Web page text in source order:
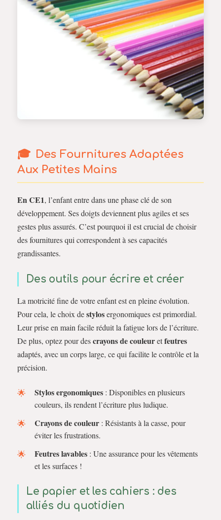
Des Fournitures Adaptées
Aux Petites Mains
En CE1, l’enfant entre dans une phase clé de son
développement. Ses doigts deviennent plus agiles et ses
gestes plus assurés. C’est pourquoi il est crucial de choisir
des fournitures qui correspondent à ses capacités
grandissantes.
Des outils pour écrire et créer
La motricité fine de votre enfant est en pleine évolution.
Pour cela, le choix destylosergonomiques est primordial.
Leur prise en main facile réduit la fatigue lors de l’écriture.
De plus, optez pour descrayons de couleuretfeutres
adaptés, avec un corps large, ce qui facilite le contrôle et la
précision.
Stylos ergonomiques : Disponibles en plusieurs
couleurs, ils rendent l’écriture plus ludique.
Crayons de couleur : Résistants à la casse, pour
éviter les frustrations.
Feutres lavables : Une assurance pour les vêtements
et les surfaces !
Le papier et les cahiers : des
alliés du quotidien